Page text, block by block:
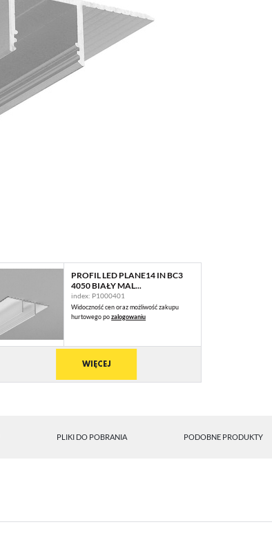
PROFIL LED PLANE14 IN BC3
4050 BIAŁY MAL...
index: P1000401
Widoczność cen oraz możliwość zakupu
hurtowego pozalogowaniu
WIĘCEJ
PLIKI DO POBRANIA PODOBNE PRODUKTY